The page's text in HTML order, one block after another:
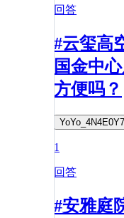
回答
#云玺高
国金中
方便吗？
1
回答
#安雅庭